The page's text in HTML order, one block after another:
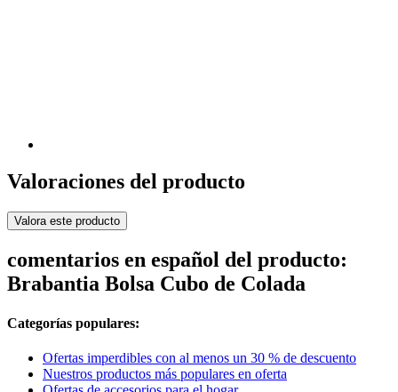
Valoraciones del producto
Valora este producto
comentarios en español del producto:
Brabantia Bolsa Cubo de Colada
Categorías populares:
Ofertas imperdibles con al menos un 30 % de descuento
Nuestros productos más populares en oferta